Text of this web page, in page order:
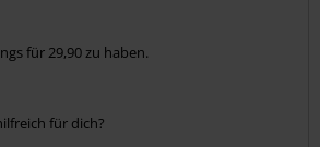
Behind The Scenes)
The Scenes)
für 29,90 zu haben.
für dich?